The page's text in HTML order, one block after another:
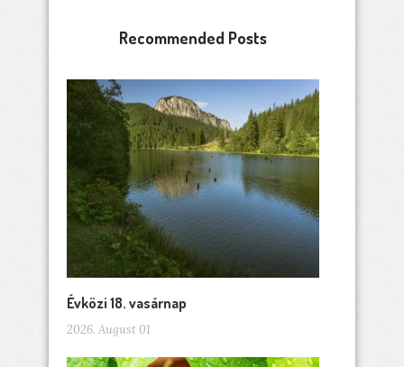
Recommended Posts
Évközi 18. vasárnap
2026. August 01